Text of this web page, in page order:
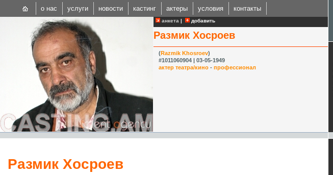
анкета | добавить
Размик Хосроев
(Razmik Khosroev)
#1011060904 | 03-05-1949
актер театра/кино - профессионал
Размик Хосроев
о нас услуги новости кастинг актеры условия контакты